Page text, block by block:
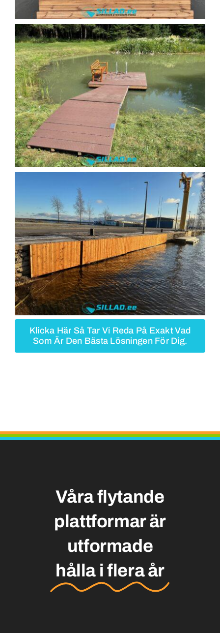
Klicka Här Så Tar Vi Reda På Exakt Vad
Som Är Den Bästa Lösningen För Dig.
Våra flytande
plattformar är
utformade
hålla i flera år